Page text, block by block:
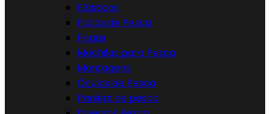
Elásticos
Facas de Pesca
Fisgas
Mochilas para Pesca
Montagens
Óculos de Pesca
Paniers de pesca